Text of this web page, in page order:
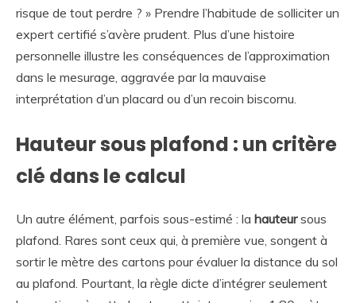
risque de tout perdre ? » Prendre l’habitude de solliciter un
expert certifié s’avère prudent. Plus d’une histoire
personnelle illustre les conséquences de l’approximation
dans le mesurage, aggravée par la mauvaise
interprétation d’un placard ou d’un recoin biscornu.
Hauteur sous plafond : un critère
clé dans le calcul
Un autre élément, parfois sous-estimé : la hauteursous
plafond. Rares sont ceux qui, à première vue, songent à
sortir le mètre des cartons pour évaluer la distance du sol
au plafond. Pourtant, la règle dicte d’intégrer seulement